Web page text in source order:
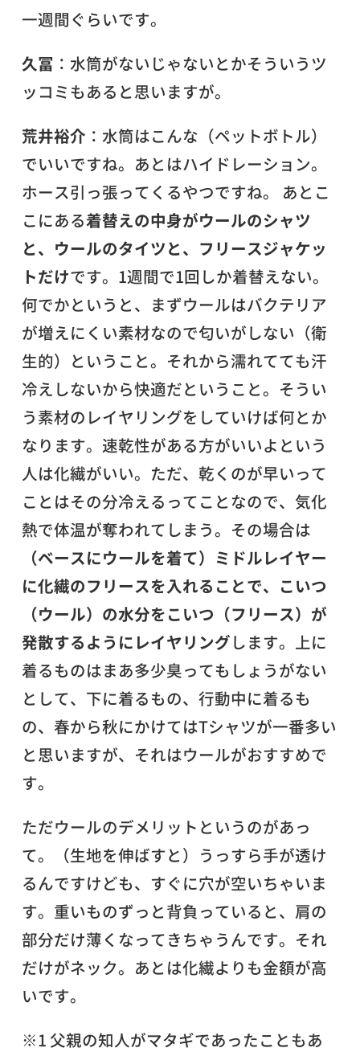
一週間ぐらいです。
久冨 ：水筒がないじゃないとかそういうツ
ッコミもあると思いますが。
荒井裕介 ：水筒はこんな（ペットボトル）
でいいですね。あとはハイドレーション。
ホース引っ張ってくるやつですね。 あとこ
こにある着替えの中身がウールのシャツ
と、ウールのタイツと、フリースジャケッ
トだけです。1週間で1回しか着替えない。
何でかというと、まずウールはバクテリア
が増えにくい素材なので匂いがしない（衛
生的）ということ。それから濡れてても汗
冷えしないから快適だということ。そうい
う素材のレイヤリングをしていけば何とか
なります。速乾性がある方がいいよという
人は化繊がいい。ただ、乾くのが早いって
ことはその分冷えるってことなので、気化
熱で体温が奪われてしまう。その場合は
（ベースにウールを着て）ミドルレイヤー
に化繊のフリースを入れることで、こいつ
（ウール）の水分をこいつ（フリース）が
発散するようにレイヤリングします。上に
着るものはまあ多少臭ってもしょうがない
として、下に着るもの、行動中に着るも
の、春から秋にかけてはTシャツが一番多い
と思いますが、それはウールがおすすめで
す。
ただウールのデメリットというのがあっ
て。（生地を伸ばすと）うっすら手が透け
るんですけども、すぐに穴が空いちゃいま
す。重いものずっと背負っていると、肩の
部分だけ薄くなってきちゃうんです。それ
だけがネック。あとは化繊よりも金額が高
いです。
※1 父親の知人がマタギであったこともあ